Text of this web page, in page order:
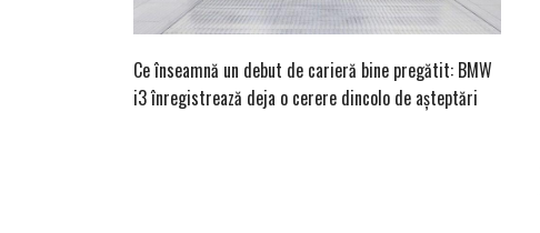
Ce înseamnă un debut de carieră bine pregătit: BMW
i3 înregistrează deja o cerere dincolo de așteptări